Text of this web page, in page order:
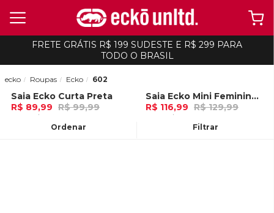
FRETE GRÁTIS R$ 199 SUDESTE E R$ 299 PARA
TODO O BRASIL
Ordenar Filtrar
ecko Roupas Ecko 602
-10%
Saia Ecko Curta Preta
R$ 89,99 R$ 99,99
3x de R$ 29,99 Ou
-10%
Saia Ecko Mini Feminina Jeans Azul
R$ 116,99 R$ 129,99
3x de R$ 38,99 Ou